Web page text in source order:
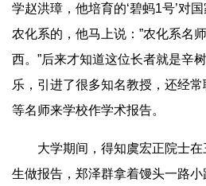
学赵洪璋，他培育的‘碧蚂1号’对
农化系的，他马上说：”农化系名
西。”后来才知道这位长者就是辛
乐，引进了很多知名教授，还经
等名师来学校作学术报告。
大学期间，得知虞宏正院士
生做报告，郑泽群拿着馒头一路